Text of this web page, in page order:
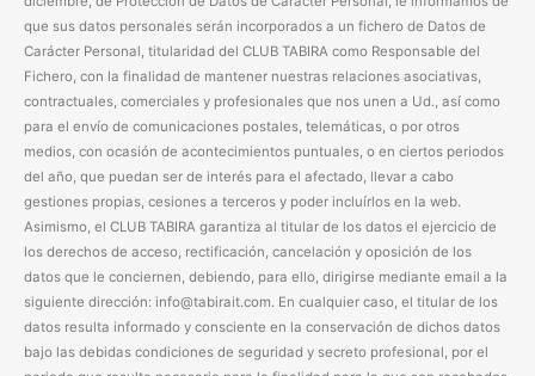
que sus datos personales serán incorporados a un fichero de Datos de
Carácter Personal, titularidad del CLUB TABIRA como Responsable del
Fichero, con la finalidad de mantener nuestras relaciones asociativas,
contractuales, comerciales y profesionales que nos unen a Ud., así como
para el envío de comunicaciones postales, telemáticas, o por otros
medios, con ocasión de acontecimientos puntuales, o en ciertos periodos
del año, que puedan ser de interés para el afectado, llevar a cabo
gestiones propias, cesiones a terceros y poder incluírlos en la web.
Asimismo, el CLUB TABIRA garantiza al titular de los datos el ejercicio de
los derechos de acceso, rectificación, cancelación y oposición de los
datos que le conciernen, debiendo, para ello, dirigirse mediante email a la
siguiente dirección: info@tabirait.com. En cualquier caso, el titular de los
datos resulta informado y consciente en la conservación de dichos datos
bajo las debidas condiciones de seguridad y secreto profesional, por el